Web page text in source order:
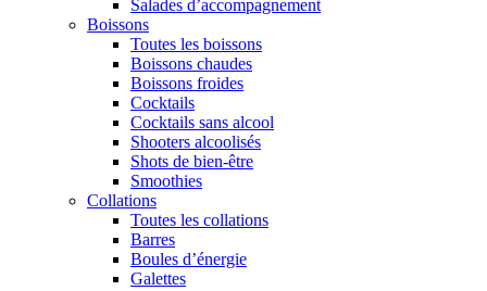
Salades d’accompagnement
Boissons
Toutes les boissons
Boissons chaudes
Boissons froides
Cocktails
Cocktails sans alcool
Shooters alcoolisés
Shots de bien-être
Smoothies
Collations
Toutes les collations
Barres
Boules d’énergie
Galettes